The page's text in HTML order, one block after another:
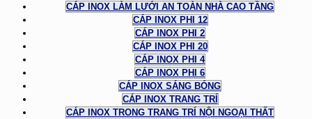
CÁP INOX LÀM LƯỚI AN TOÀN NHÀ CAO TẦNG
CÁP INOX PHI 12
CÁP INOX PHI 2
CÁP INOX PHI 20
CÁP INOX PHI 4
CÁP INOX PHI 6
CÁP INOX SÁNG BÓNG
CÁP INOX TRANG TRÍ
CÁP INOX TRONG TRANG TRÍ NỘI NGOẠI THẤT